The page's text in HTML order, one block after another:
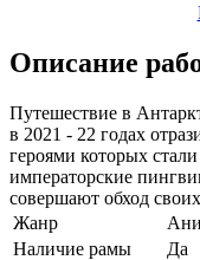
Описание
Путешествие в
в 2021 - 22 годах
героями которых
императорские
совершают обход
Жанр
Наличие рамы
Да